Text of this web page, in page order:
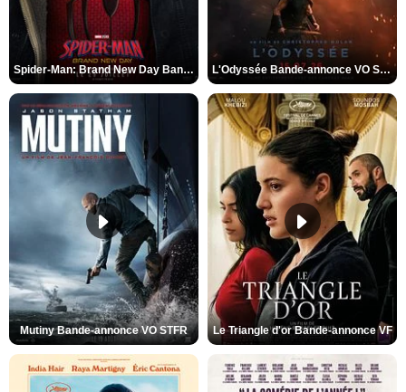
Spider-Man: Brand New Day Bande-annonce VO STFR L'Odyssée Bande-annonce VO STFR
Mutiny Bande-annonce VO STFR Le Triangle d'or Bande-annonce VF